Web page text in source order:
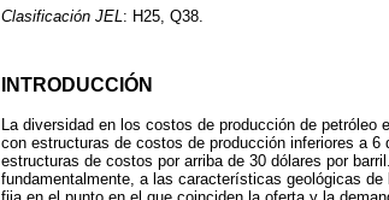
Clasificación JEL : H25, Q38.
INTRODUCCIÓN
La diversidad en los costos de producción de
con estructuras de costos de producción inferiores a
estructuras de costos por arriba de 30 dólares por
fundamentalmente, a las características geológicas